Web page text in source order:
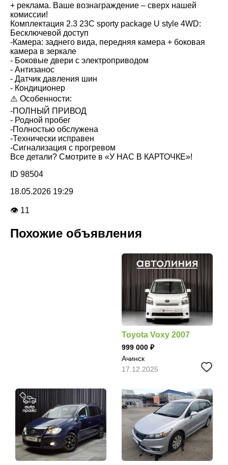
+ реклама. Ваше вознаграждение – сверх нашей
комиссии!
Комплектация 2.3 23C sporty package U style 4WD:
Бесключевой доступ
-Камера: заднего вида, передняя камера + боковая
камера в зеркале
- Боковые двери с электроприводом
- Антизанос
- Датчик давления шин
- Кондиционер
⚠️ Особенности:
-ПОЛНЫЙ ПРИВОД
- Родной пробег
-Полностью обслужена
-Технически исправен
-Сигнализация с прогревом
Все детали? Смотрите в «У НАС В КАРТОЧКЕ»!
ID 98504
18.05.2026 19:29
👁 11
Похожие объявления
Toyota Voxy 2007
999 000
Ачинск
17.12.2025